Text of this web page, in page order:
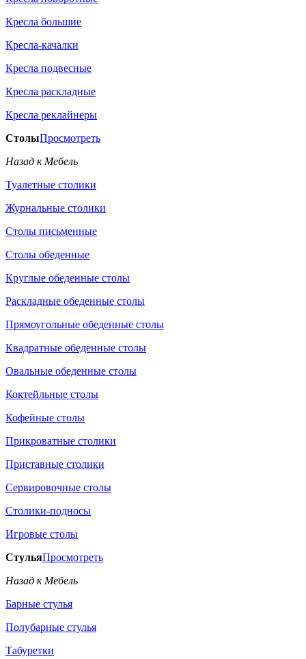
Кресла большие
Кресла-качалки
Кресла подвесные
Кресла раскладные
Кресла реклайнеры
СтолыПросмотреть
Назад к Мебель
Туалетные столики
Журнальные столики
Столы письменные
Столы обеденные
Круглые обеденные столы
Раскладные обеденные столы
Прямоугольные обеденные столы
Квадратные обеденные столы
Овальные обеденные столы
Коктейльные столы
Кофейные столы
Прикроватные столики
Приставные столики
Сервировочные столы
Столики-подносы
Игровые столы
СтульяПросмотреть
Назад к Мебель
Барные стулья
Полубарные стулья
Табуретки